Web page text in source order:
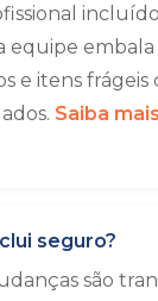
equipe embala
e itens frágeis
Saiba
seguro?
são